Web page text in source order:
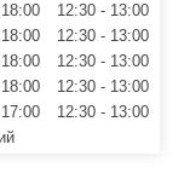
18:00 12:30
13:00
18:00 12:30
13:00
18:00 12:30
13:00
18:00 12:30
13:00
17:00 12:30
13:00